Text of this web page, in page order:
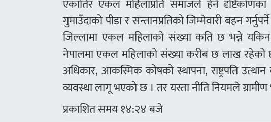
एकातिर एकल महिलाप्रति समाजले हेर्ने
गुमाउँदाको पीडा र सन्तानप्रतिको जिम्मेवारी बहन
जिल्लामा एकल महिलाको संख्या कति छ भन्ने
नेपालमा एकल महिलाको संख्या करीब छ लाख रहेको
अधिकार, आकस्मिक कोषको स्थापना, राष्ट्रपति
व्यवस्था लागू भएको छ । तर यस्ता नीति नियमले
प्रकाशित समय १४:२४ बजे